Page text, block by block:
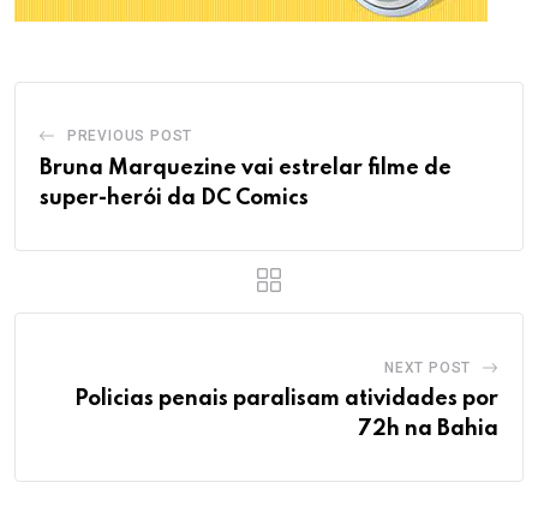
PREVIOUS POST
Bruna Marquezine vai estrelar filme de
super-herói da DC Comics
NEXT POST
Policias penais paralisam atividades por
72h na Bahia